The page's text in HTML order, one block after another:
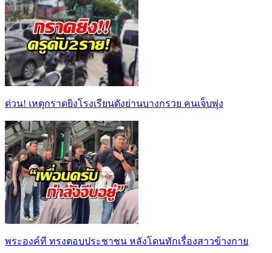
ด่วน! เหตุกราดยิงโรงเรียนดังย่านบางกรวย คนเจ็บพุ่ง
พระองค์ที ทรงตอบประชาชน หลังโดนทักเรื่องสาวข้างกาย